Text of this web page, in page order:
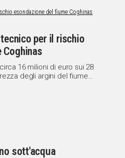
per il rischio
16 milioni di euro sui 28
degli argini del fiume
sott'acqua